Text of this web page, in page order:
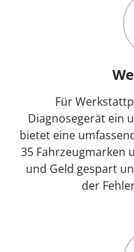
Für
Diagnosegerät ein
bietet eine
35 Fahrzeugmarken
und Geld gespart
der